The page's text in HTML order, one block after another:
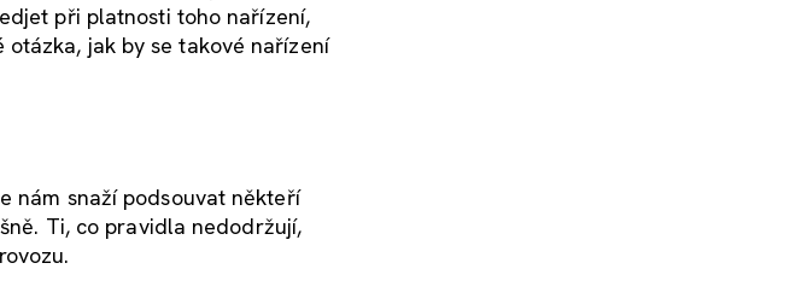
při platnosti toho nařízení,
jak by se takové nařízení
nám snaží podsouvat někteří
Ti, co pravidla nedodržují,